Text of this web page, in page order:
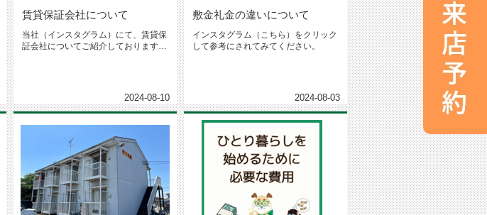
賃貸保証会社について
当社（インスタグラム）にて、賃貸保
証会社についてご紹介しております。
2024-08-10
敷金礼金の違いについて
インスタグラム（こちら）をクリック
して参考にされてみてください。
2024-08-03